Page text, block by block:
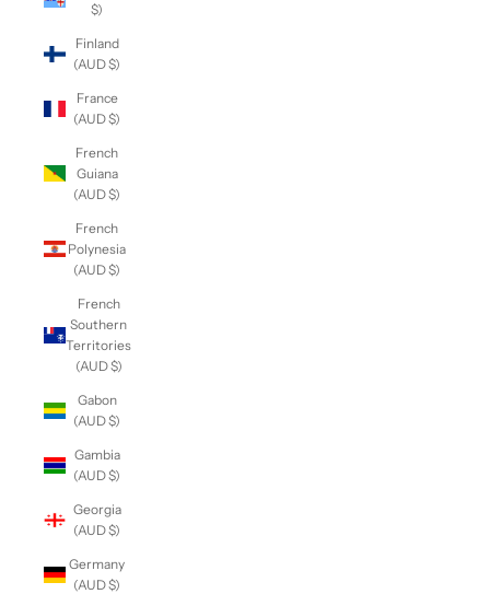
$)
Finland
(AUD $)
France
(AUD $)
French
Guiana
(AUD $)
French
Polynesia
(AUD $)
French
Southern
Territories
(AUD $)
Gabon
(AUD $)
Gambia
(AUD $)
Georgia
(AUD $)
Germany
(AUD $)